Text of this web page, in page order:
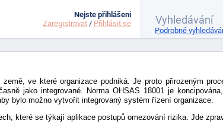
ve které organizace podniká. Je proto přirozeným
jako integrované. Norma OHSAS 18001 je
bylo možno vytvořit integrovaný systém řízení organizace.
které se týkají aplikace postupů omezování rizika. Jde
Nejste přihlášeni
Zaregistrovat / Přihlásit se
Podrobné